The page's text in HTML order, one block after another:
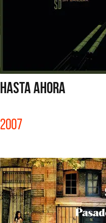
HASTA AHORA
2007